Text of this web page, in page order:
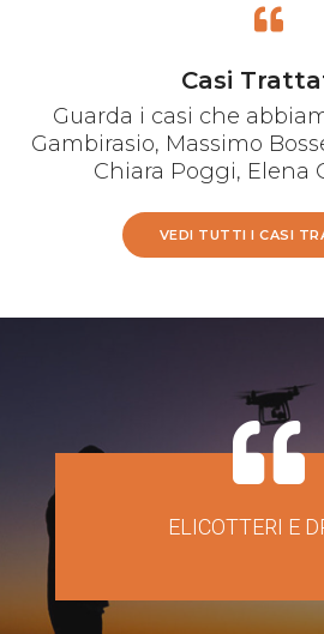
Casi
Guarda i casi che
Gambirasio, Massimo
Chiara Poggi, Elena
VEDI TUTTI I CASI
ELICOTTERI E